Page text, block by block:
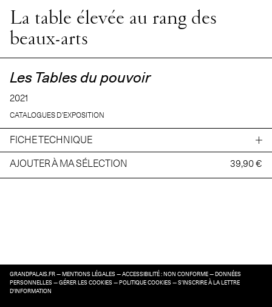
La table élevée au rang des
beaux-arts
Les Tables du pouvoir
2021
CATALOGUES D’EXPOSITION
FICHE TECHNIQUE
AJOUTER À MA SÉLECTION 39,90 €
GRANDPALAIS.FR — MENTIONS LÉGALES — ACCESSIBILITÉ : NON CONFORME — DONNÉES
PERSONNELLES — GÉRER LES COOKIES — POLITIQUE COOKIES — S’INSCRIRE À LA LETTRE
D’INFORMATION